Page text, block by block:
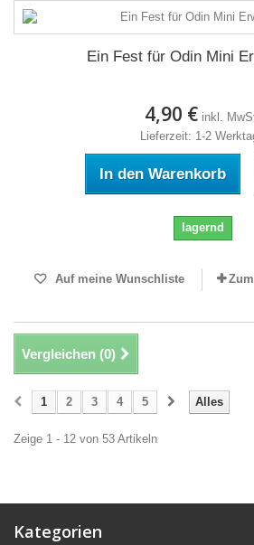
Ein Fest für Odin Mini
4,90 € inkl.
Lieferzeit: 1-2
In den Warenkorb
lagernd
Auf meine Wunschliste
Vergleichen (0)
Alles
1 2 3 4 5
Zeige 1 - 12 von 53 Artikeln
Kategorien